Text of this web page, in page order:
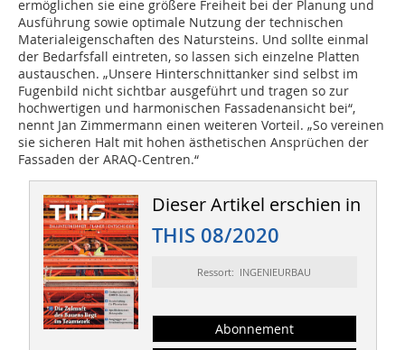
ermöglichen sie eine größere Freiheit bei der Planung und
Ausführung sowie optimale Nutzung der technischen
Materialeigenschaften des Natursteins. Und sollte einmal
der Bedarfsfall eintreten, so lassen sich einzelne Platten
austauschen. „Unsere Hinterschnittanker sind selbst im
Fugenbild nicht sichtbar ausgeführt und tragen so zur
hochwertigen und harmonischen Fassadenansicht bei“,
nennt Jan Zimmermann einen weiteren Vorteil. „So vereinen
sie sicheren Halt mit hohen ästhetischen Ansprüchen der
Fassaden der ARAQ-Centren.“
Dieser Artikel erschien in
THIS 08/2020
Ressort: INGENIEURBAU
Abonnement